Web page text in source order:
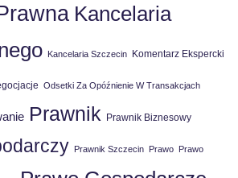
Kancelaria
Kancelaria Szczecin Komentarz Ekspercki
Odsetki Za Opóźnienie W Transakcjach
Prawnik Prawnik Biznesowy
Prawnik Szczecin Prawo Prawo